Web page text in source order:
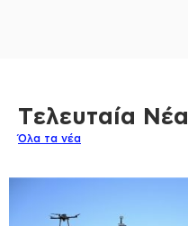
Τελευταία Νέα
Όλα τα νέα